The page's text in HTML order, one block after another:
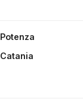
Potenza
Catania